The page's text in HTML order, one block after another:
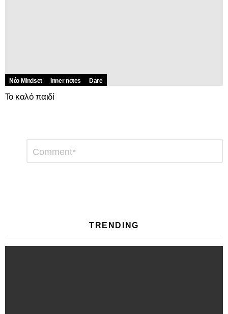
Νέο Mindset Inner notes Dare
Το καλό παιδί
απάντηση
TRENDING